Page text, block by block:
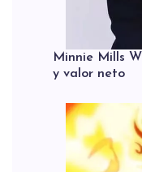
Minnie Mills
y valor neto